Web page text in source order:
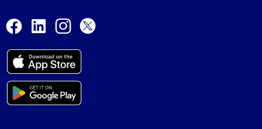
Facebook
LinkedInInstagram